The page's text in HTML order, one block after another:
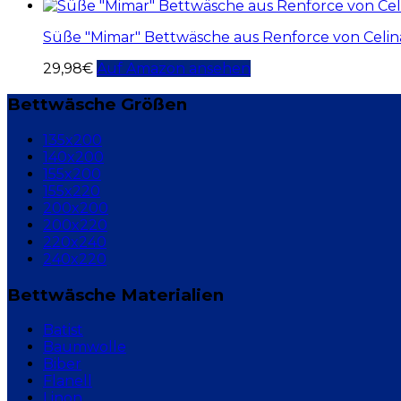
Süße "Mimar" Bettwäsche aus Renforce von
29,98€ Auf Amazon ansehen
Bettwäsche Größen
135x200
140x200
155x200
155x220
200x200
200x220
220x240
240x220
Bettwäsche Materialien
Batist
Baumwolle
Biber
Flanell